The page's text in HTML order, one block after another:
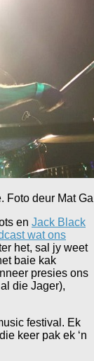
Foto deur Mat
en Jack Black
wat ons
het, sal jy weet
baie kak
presies ons
die Jager),
festival. Ek
keer pak ek ‘n